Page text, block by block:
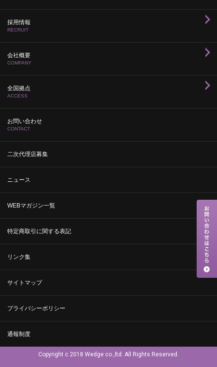
採用情報
RECRUIT
会社概要
COMPANY
全国拠点
ACCESS
お問い合わせ
CONTACT
二次代理店募集
ニュース
WEBマガジン一覧
特定商取引に関する表記
リンク集
サイトマップ
プライバシーポリシー
通報制度
Copyright c 2018 Wedge co.,ltd. All Rights Reserved.